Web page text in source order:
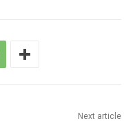
Next article